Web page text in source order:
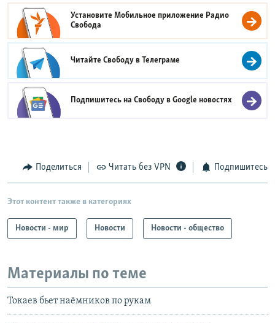
Установите Мобильное приложение Радио
Свобода
Читайте Свободу вТелеграме
Подпишитесь на Свободу вGoogle новостях
Поделиться Читать без VPN Подпишитесь
Этот контент также в категориях
Новости - мир Новости Новости - общество
Материалы по теме
Токаев бьет наёмников по рукам